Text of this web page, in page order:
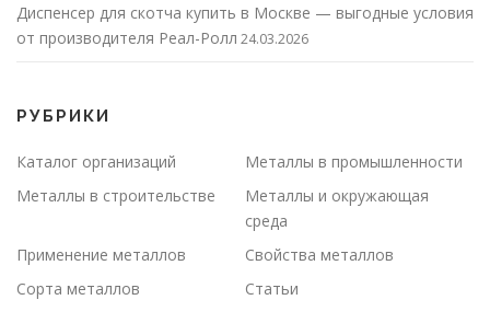
Диспенсер для скотча купить в Москве — выгодные условия
от производителя Реал-Ролл 24.03.2026
РУБРИКИ
Каталог организаций
Металлы в промышленности
Металлы в строительстве
Металлы и окружающая
среда
Применение металлов
Свойства металлов
Сорта металлов
Статьи